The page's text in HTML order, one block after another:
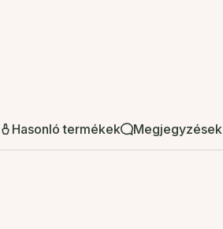
Hasonló termékek Megjegyzések